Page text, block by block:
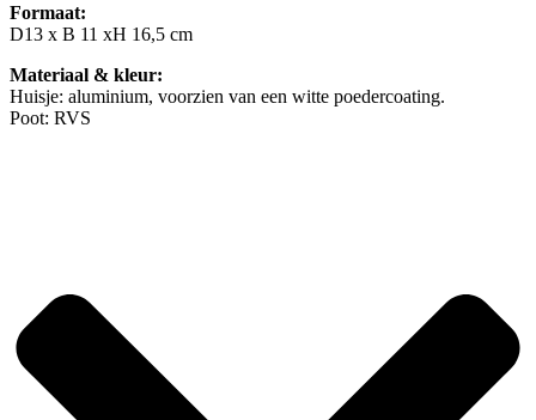
Formaat:
D13 x B 11 xH 16,5 cm
Materiaal & kleur:
Huisje: aluminium, voorzien van een witte poedercoating.
Poot: RVS